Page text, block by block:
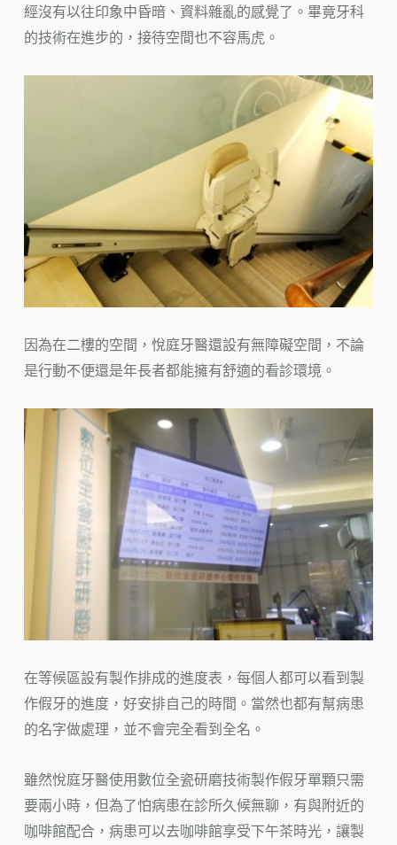
經沒有以往印象中昏暗、資料雜亂的感覺了。畢竟牙科
的技術在進步的，接待空間也不容馬虎。
因為在二樓的空間，悅庭牙醫還設有無障礙空間，不論
是行動不便還是年長者都能擁有舒適的看診環境。
在等候區設有製作排成的進度表，每個人都可以看到製
作假牙的進度，好安排自己的時間。當然也都有幫病患
的名字做處理，並不會完全看到全名。
雖然悅庭牙醫使用數位全瓷研磨技術製作假牙單顆只需
要兩小時，但為了怕病患在診所久候無聊，有與附近的
咖啡館配合，病患可以去咖啡館享受下午茶時光，讓製